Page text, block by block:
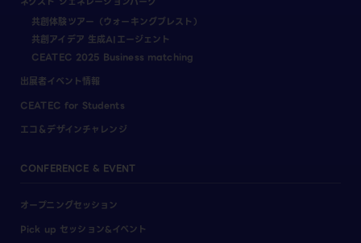
共創体験ツアー（ウォーキングブレスト）
共創アイデア 生成AIエージェント
CEATEC 2025 Business matching
出展者イベント情報
CEATEC for Students
エコ＆デザインチャレンジ
CONFERENCE & EVENT
オープニングセッション
Pick up セッション&イベント